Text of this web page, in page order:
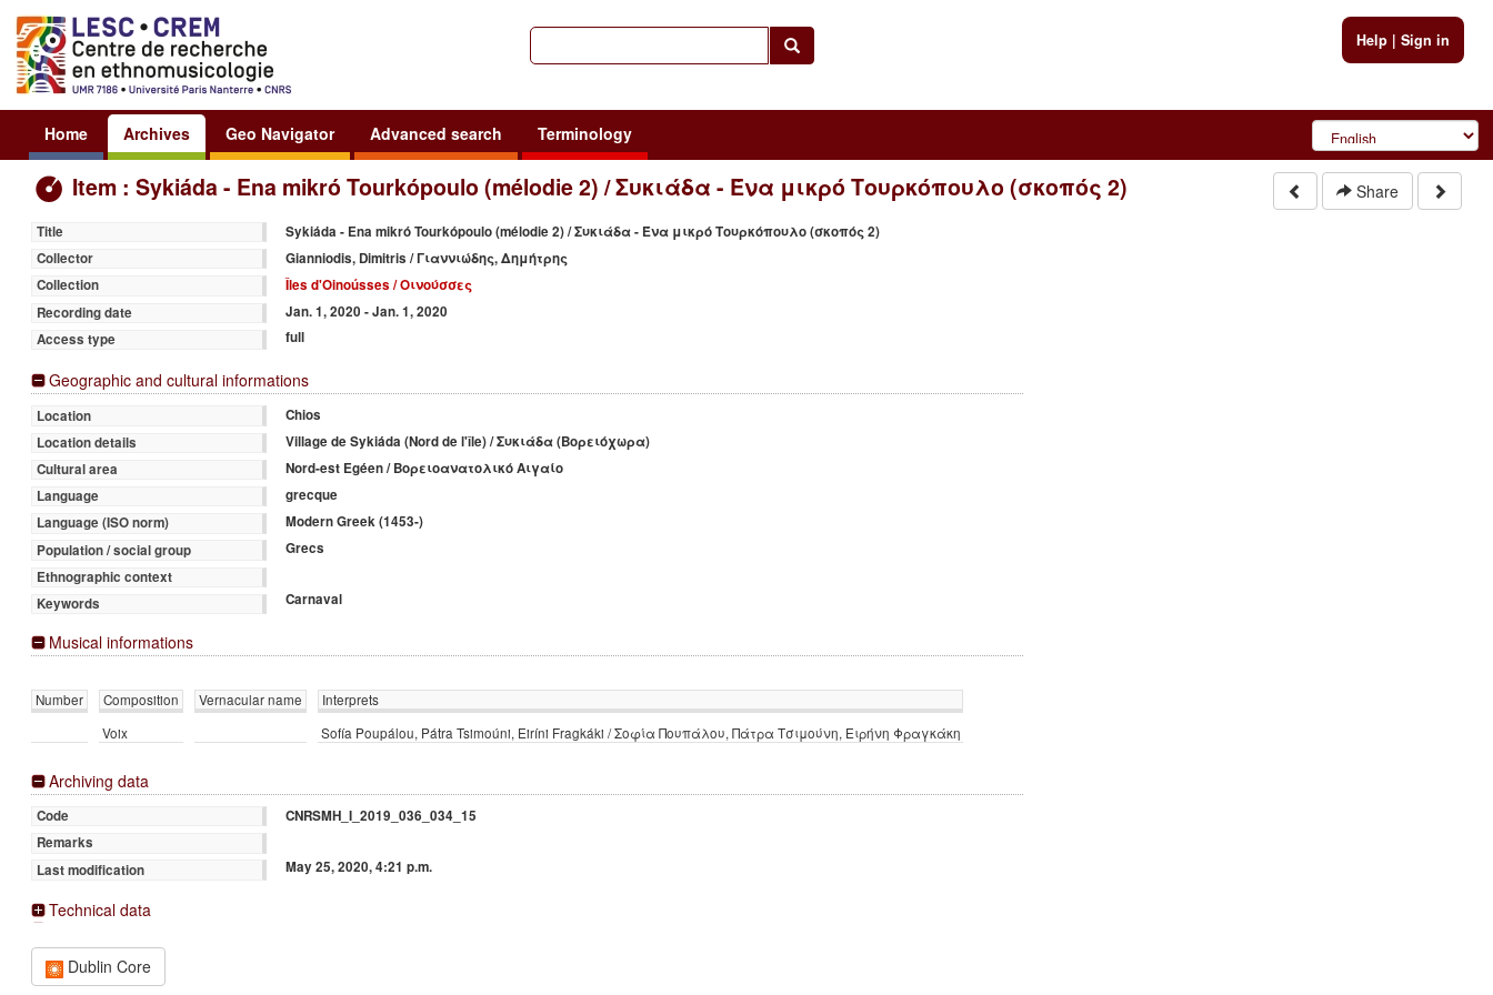
Help| Sign in
Home Archives Geo Navigator Advanced search Terminology
Item : Sykiáda - Ena mikró Tourkópoulo (mélodie 2) / Συκιάδα - Ένα μικρό Τουρκόπουλο (σκοπός 2) Share
Title
Sykiáda - Ena mikró Tourkópoulo (mélodie 2) / Συκιάδα - Ένα μικρό Τουρκόπουλο (σκοπός 2)
Collector
Gianniodis, Dimitris / Γιαννιώδης, Δημήτρης
Collection
Îles d'Oinoússes / Οινούσσες
Recording date
Jan. 1, 2020 - Jan. 1, 2020
Access type
full
Geographic and cultural informations
Location
Chios
Location details
Village de Sykiáda (Nord de l'île) / Συκιάδα (Βορειόχωρα)
Cultural area
Nord-est Egéen / Βορειοανατολικό Αιγαίο
Language
grecque
Language (ISO norm)
Modern Greek (1453-)
Population / social group
Grecs
Ethnographic context
Keywords
Carnaval
Musical informations
Number Composition Vernacular name
Interprets
Voix
Sofía Poupálou, Pátra Tsimoúni, Eiríni Fragkáki / Σοφία Πουπάλου, Πάτρα Τσιμούνη, Ειρήνη Φραγκάκη
Archiving data
Code
CNRSMH_I_2019_036_034_15
Remarks
Last modification
May 25, 2020, 4:21 p.m.
Technical data
Dublin Core